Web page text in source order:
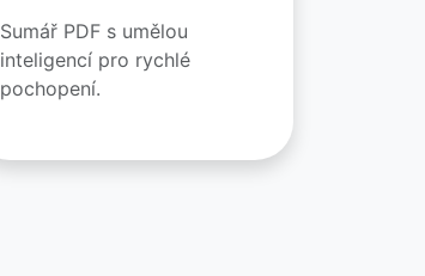
Sumář PDF s umělou
inteligencí pro rychlé
pochopení.